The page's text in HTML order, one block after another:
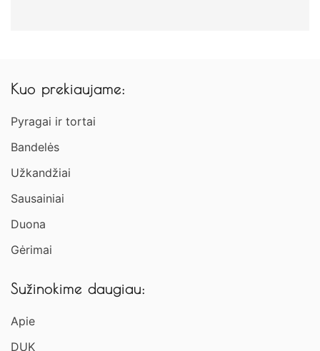
Kuo prekiaujame:
Pyragai ir tortai
Bandelės
Užkandžiai​
Sausainiai
Duona
Gėrimai
Sužinokime daugiau:
Apie
DUK